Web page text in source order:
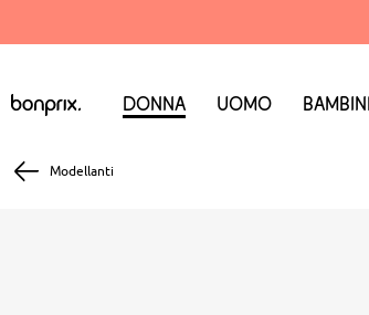
Donna Uomo Bambini
Modellanti